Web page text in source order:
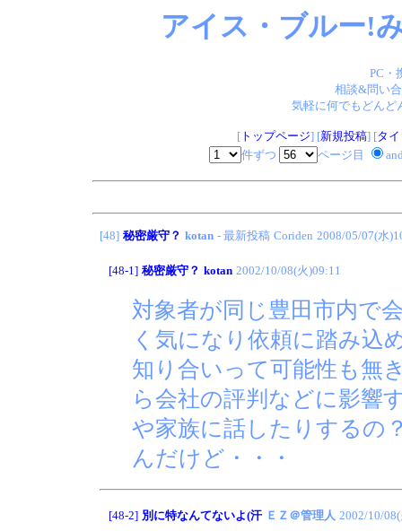
アイス・ブルー!
PC・
相談&問い
気軽に何でもどん
[トップページ] [新規投稿] [タ
件ずつ
ページ目
[48] 秘密厳守？ kotan - 最新投稿 Coriden 2008/05/07(水
[48-1] 秘密厳守？ kotan 2002/10/08(火)09:11
対象者が同じ豊田市内で
く気になり依頼に踏み込
知り合いって可能性も無
ら会社の評判などに影響
や家族に話したりするの
んだけど・・・
[48-2] 別に特なんてないよ(汗 ＥＺ＠管理人 2002/10/